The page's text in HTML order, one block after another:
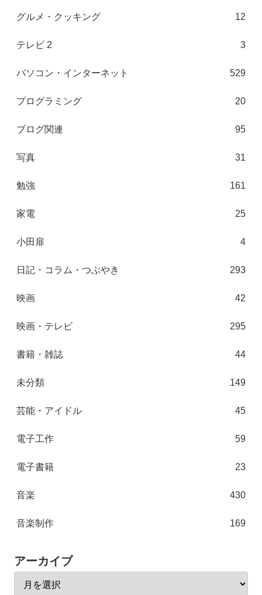
グルメ・クッキング 12
テレビ 2 3
パソコン・インターネット 529
プログラミング 20
ブログ関連 95
写真 31
勉強 161
家電 25
小田扉 4
日記・コラム・つぶやき 293
映画 42
映画・テレビ 295
書籍・雑誌 44
未分類 149
芸能・アイドル 45
電子工作 59
電子書籍 23
音楽 430
音楽制作 169
アーカイブ